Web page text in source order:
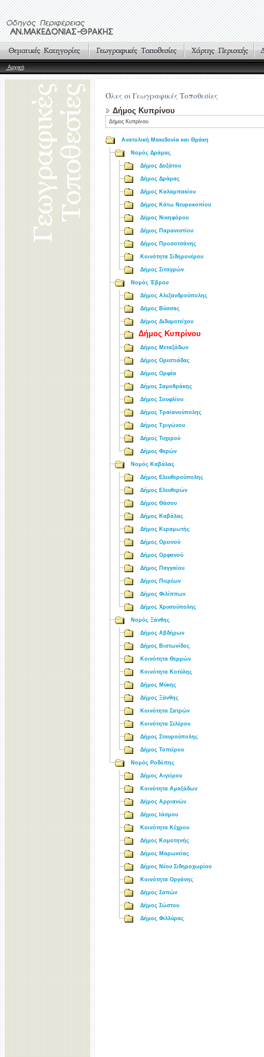
Αρχική
Όλες οι Γεωγραφικές Τοποθεσίες
Δήμος Κυπρίνου
Δήμος Κυπρίνου
Ανατολική Μακεδονία και Θράκη
Νομός Δράμας
Δήμος Δοξάτου
Δήμος Δράμας
Δήμος Καλαμπακίου
Δήμος Κάτω Νευροκοπίου
Δήμος Νικηφόρου
Δήμος Παρανεστίου
Δήμος Προσοτσάνης
Κοινότητα Σιδηρονέρου
Δήμος Σιταγρών
Νομός Έβρου
Δήμος Αλεξανδρούπολης
Δήμος Βύσσας
Δήμος Διδυμοτείχου
Δήμος Κυπρίνου
Δήμος Μεταξάδων
Δήμος Ορεστιάδας
Δήμος Ορφέα
Δήμος Σαμοθράκης
Δήμος Σουφλίου
Δήμος Τραϊανούπολης
Δήμος Τριγώνου
Δήμος Τυχερού
Δήμος Φερών
Νομός Καβάλας
Δήμος Ελευθερούπολης
Δήμος Ελευθερών
Δήμος Θάσου
Δήμος Καβάλας
Δήμος Κεραμωτής
Δήμος Ορεινού
Δήμος Ορφανού
Δήμος Παγγαίου
Δήμος Πιερέων
Δήμος Φιλίππων
Δήμος Χρυσούπολης
Νομός Ξάνθης
Δήμος Αβδήρων
Δήμος Βιστωνίδος
Κοινότητα Θερμών
Κοινότητα Κοτύλης
Δήμος Μύκης
Δήμος Ξάνθης
Κοινότητα Σατρών
Κοινότητα Σελέρου
Δήμος Σταυρούπολης
Δήμος Τοπείρου
Νομός Ροδόπης
Δήμος Αιγείρου
Κοινότητα Αμαξάδων
Δήμος Αρριανών
Δήμος Ιάσμου
Κοινότητα Κέχρου
Δήμος Κομοτηνής
Δήμος Μαρωνείας
Δήμος Νέου Σιδηροχωρίου
Κοινότητα Οργάνης
Δήμος Σαπών
Δήμος Σώστου
Δήμος Φιλλύρας